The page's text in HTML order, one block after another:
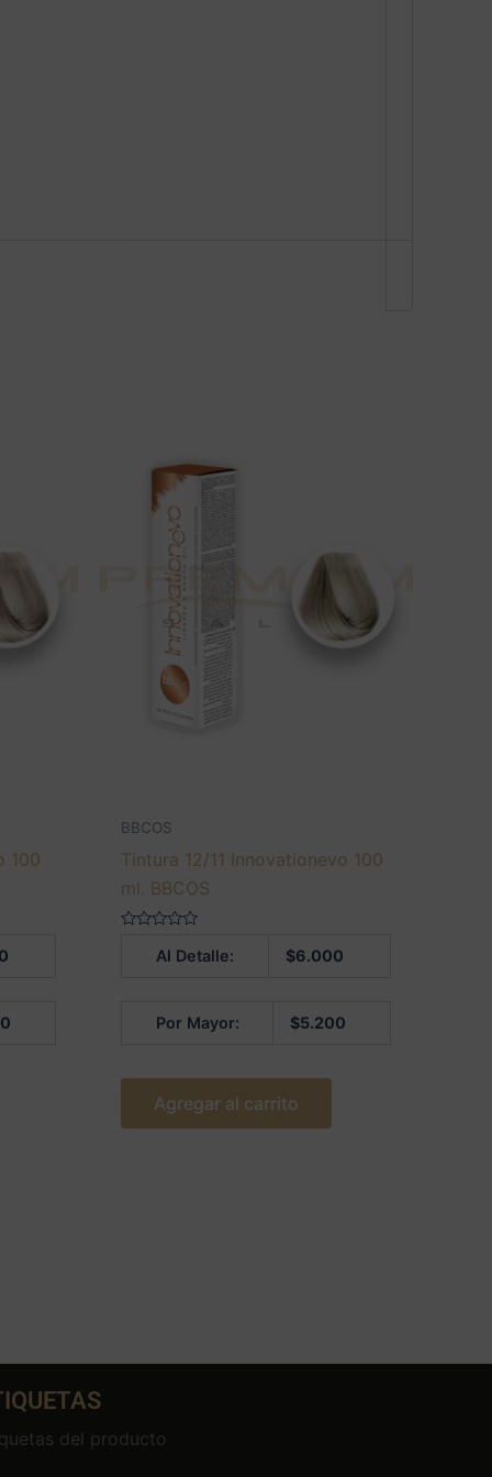
100
BBCOS
Tintura 12/11 Innovationevo 100
ml. BBCOS
Al Detalle: $6.000
Por Mayor: $5.200
Agregar al carrito
del producto